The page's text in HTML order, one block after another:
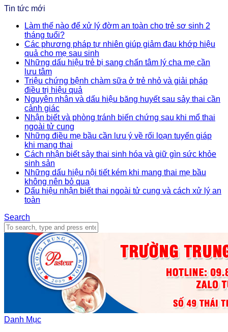
Tin tức mới
Làm thế nào để xử lý đờm an toàn cho trẻ sơ sinh 2
tháng tuổi?
Các phương pháp tự nhiên giúp giảm đau khớp hiệu
quả cho mẹ sau sinh
Những dấu hiệu trẻ bị sang chấn tâm lý cha mẹ cần
lưu tâm
Triệu chứng bệnh chàm sữa ở trẻ nhỏ và giải pháp
điều trị hiệu quả
Nguyên nhân và dấu hiệu băng huyết sau sảy thai cần
cảnh giác
Nhận biết và phòng tránh biến chứng sau khi mổ thai
ngoài tử cung
Những điều mẹ bầu cần lưu ý về rối loạn tuyến giáp
khi mang thai
Cách nhận biết sảy thai sinh hóa và giữ gìn sức khỏe
sinh sản
Những dấu hiệu nội tiết kém khi mang thai mẹ bầu
không nên bỏ qua
Dấu hiệu nhận biết thai ngoài tử cung và cách xử lý an
toàn
Search
Danh Mục